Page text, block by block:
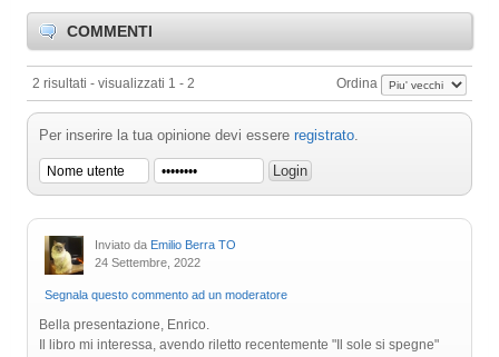
COMMENTI
2 risultati - visualizzati 1 - 2 Ordina
Per inserire la tua opinione devi essere registrato.
Inviato da Emilio Berra TO
24 Settembre, 2022
Segnala questo commento ad un moderatore
Bella presentazione, Enrico.
Il libro mi interessa, avendo riletto recentemente "Il sole si spegne"